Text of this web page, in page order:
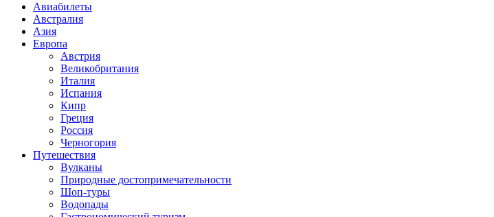
Авиабилеты
Австралия
Азия
Европа
Австрия
Великобритания
Италия
Испания
Кипр
Греция
Россия
Черногория
Путешествия
Вулканы
Природные достопримечательности
Шоп-туры
Водопады